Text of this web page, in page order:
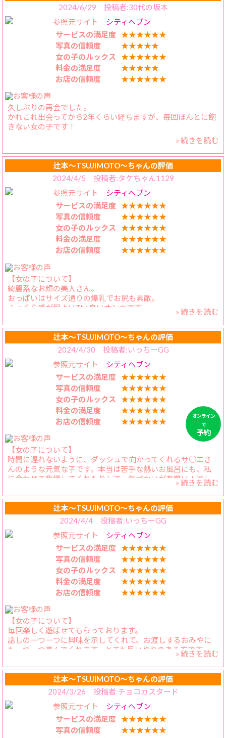
【料金納得度】
かなり良心的です。あと数千円高くても通います。
【プレイ内容】
対面してからすぐに身体を密着させてくれるほど、積極的な
印象です。プレイの希望を聞かれている最中から、愚息をい
じってくる痴女っぷりです。シャワーを浴びる前から、対面
座位のような体勢で、骨抜きになるくらい唇を奪われまし
た。まんまとメロメロにさせられたまま、お風呂へ移動しま
した。
お風呂では適度に会話をしながら、密着して洗体プレイ。視
線に困ってしまうほどの豊満なバストを身体に押し付けてく
れました。太ももで愚息を挟み、ももコキまで。。。
ベッドに移ると、痴女プレイが炸裂でした。気さくな笑顔が
からの全身リップ。感じるところを探すかのようにくまなく
キスされました。濃厚なフェラと焦らすような玉舐めもたま
らなかったです。時折、感じる自分の顔を見てくるのが、ま
た興奮をさそいます。
騎乗位素股で何度も愚息を密着させられ、かえらさんのオナ
ニーに使われているような感覚でした。また、感じすぎてい
ると「離さないで？」と自分の手を掴み、かえらさんの爆乳
を鷲掴みにするよう要求してくれました。手に余る爆乳はな
んとも美しくて、僕の右手は幸せに包まれていました。こん
な積極的に振る舞ってくれる女の子はいままでいなかったの
で感動しました。結局、イッたあとも何度もたたせられて3回
も搾り取られました。。。サキュバスかえら降臨です。こん
な積極的な彼女がほしいって思わされました。またお会いし
たいです。
【スタッフの対応】
とてもご丁寧に対応してくださりありがとうございます。
2024/6/29 投稿者:30代の坂本
参照元サイト シティヘブン
サービスの満足度
★★★★★★
写真の信頼度
★★★★★
女の子のルックス
★★★★★★
料金の満足度
★★★★★
お店の信頼度
★★★★★★
久しぶりの再会でした。
かれこれ出会ってから2年くらい経ちますが、毎回ほんとに飽
きない女の子です！
テクニックはもちろん会話のテンポもほんとに合うのでいつ
も話しすぎて時間ギリギリになることもありますが、、笑
プレイも一生懸命で、お互い好きな所を分かってる分責めた
り責められたりが楽しくて大満足です！！
最近は仕事もプライベートも忙しいのであまり頻繁には会い
に行けないけどここぞってときは必ずかえらさんに会いに行
会話で癒されたい、イチャイチャで癒されたい人は絶対にお
すすめですよー！！
また必ず会いに行きます🥺
» 続きを読む
辻本〜TSUJIMOTO〜ちゃんの評価
2024/4/5 投稿者:タケちゃん1129
参照元サイト シティヘブン
サービスの満足度
★★★★★★
写真の信頼度
★★★★★★
女の子のルックス
★★★★★★
料金の満足度
★★★★★★
お店の信頼度
★★★★★★
【女の子について】
綺麗系なお顔の美人さん。
おっぱいはサイズ通りの爆乳でお尻も素敵。
ふっくら感が程よいThe良いオンナです。
【料金納得度】
お安くて使いやすいと思います。
【プレイ内容】
愛嬌がある笑顔
ぶどう味のキス
密着感が満載のリップ
いやらしい音を立ててのフェラ
感じやすいアソコ
恋人同士のような素股
引き出しがいっぱいある会話
【スタッフの対応】
割引もして頂き、親切丁寧でとてもよい対応ですね。
» 続きを読む
辻本〜TSUJIMOTO〜ちゃんの評価
2024/4/30 投稿者:いっちーGG
参照元サイト シティヘブン
サービスの満足度
★★★★★★
写真の信頼度
★★★★★★
女の子のルックス
★★★★★★
料金の満足度
★★★★★★
お店の信頼度
★★★★★★
【女の子について】
時間に遅れないように、ダッシュで向かってくれるサ○エさ
んのような元気な子です。本当は苦手な熱いお風呂にも、私
に合わせて我慢してくれたりして、気づかいが有難い！楽し
いことがあるとそちらに釣られてしまうことがありますが、
それも含めて魅力的なかえらさんです。
【料金納得度】
かえらさんのような方と遊べる割にとてもリーズナブルです
が、イベント価格はポイント併用含めご検討願います。
【プレイ内容】
かえらさんのお胸をモミモミすることから始めることが多い
のですが、本当に良い形をしており、揉み答えバツグンで
す！お互いキス好きなので、時間の多くをキスと笑いで費や
【スタッフの対応】
相変わらず、電話の回数が少なく済むのは、本当に有難いで
すね。
» 続きを読む
辻本〜TSUJIMOTO〜ちゃんの評価
2024/4/4 投稿者:いっちーGG
参照元サイト シティヘブン
サービスの満足度
★★★★★★
写真の信頼度
★★★★★★
女の子のルックス
★★★★★★
料金の満足度
★★★★★★
お店の信頼度
★★★★★★
【女の子について】
毎回楽しく遊ばせてもらっております。
話しの一つ一つに興味を示してくれて、お渡しするおみやに
も一つ一つ喜んでくれます。とても思いやりのある方です。
ホテル選びが思うように行かなかったときも、前向きな提案
をしてくれて、スッキリしました。
【料金納得度】
イベントが変わりちょっと高めになりましたが、かえらさん
のような素敵な方と遊べるのに、とてもリーズナブルです。
【プレイ内容】
お風呂からちゅうちゅうしまくり、ベッドへ行ってかえらさ
» 続きを読む
辻本〜TSUJIMOTO〜ちゃんの評価
2024/3/26 投稿者:チョコカスタード
参照元サイト シティヘブン
サービスの満足度
★★★★★★
写真の信頼度
★★★★★★
オンライン
で
予約